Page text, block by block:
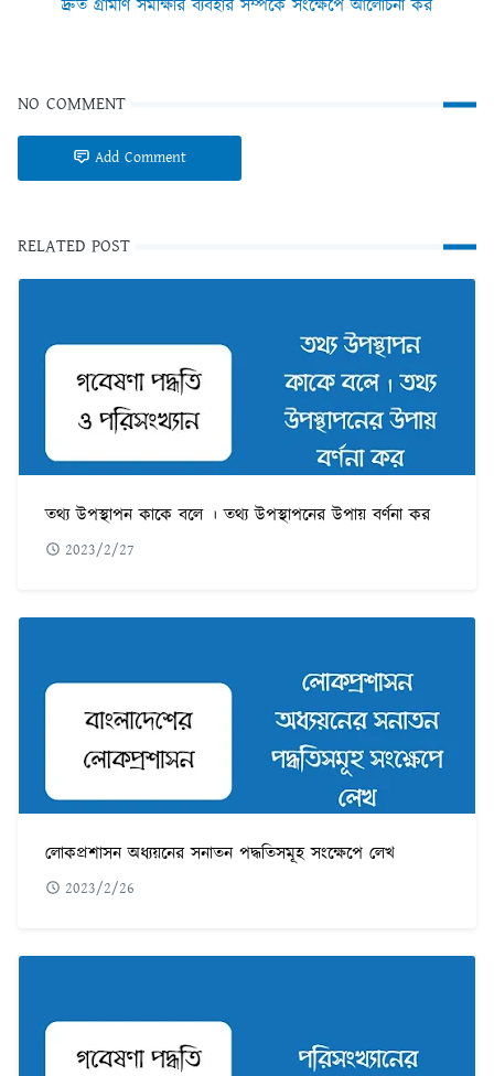
দ্রুত গ্রামীণ সমীক্ষার ব্যবহার সম্পর্কে সংক্ষেপে আলোচনা কর
NO COMMENT
Add Comment
RELATED POST
তথ্য উপস্থাপন কাকে বলে । তথ্য উপস্থাপনের উপায় বর্ণনা কর
2023/2/27
লোকপ্রশাসন অধ্যয়নের সনাতন পদ্ধতিসমূহ সংক্ষেপে লেখ
2023/2/26